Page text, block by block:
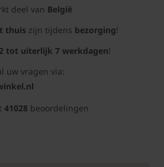
deel van België
thuis zijn tijdens bezorging!
2 tot uiterlijk 7 werkdagen!
uw vragen via:
41028 beoordelingen